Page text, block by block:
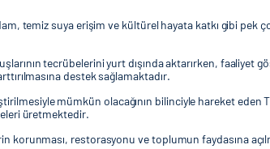
temiz suya erişim ve kültürel hayata katkı gibi pek
tecrübelerini yurt dışında aktarırken, faaliyet
destek sağlamaktadır.
mümkün olacağının bilinciyle hareket eden
üretmektedir.
restorasyonu ve toplumun faydasına